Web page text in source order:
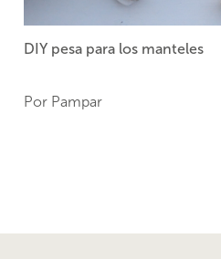
DIY pesa para los manteles
Por Pampar